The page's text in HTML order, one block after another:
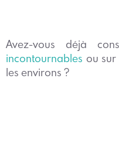
Avez-vous déjà
incontournables ou sur
les environs ?